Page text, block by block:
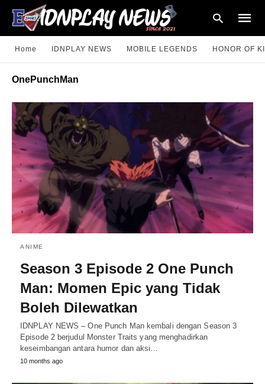
your
search
query
and
hit
enter:
Home IDNPLAY NEWS MOBILE LEGENDS HONOR OF
OnePunchMan
ANIME
Season 3 Episode 2 One Punch
Man: Momen Epic yang Tidak
Boleh Dilewatkan
IDNPLAY NEWS – One Punch Man kembali dengan Season 3
Episode 2 berjudul Monster Traits yang menghadirkan
keseimbangan antara humor dan aksi…
10 months ago